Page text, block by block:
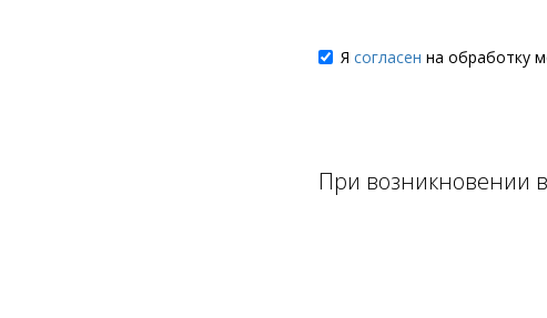
Я согласен на обработку
При возникновении